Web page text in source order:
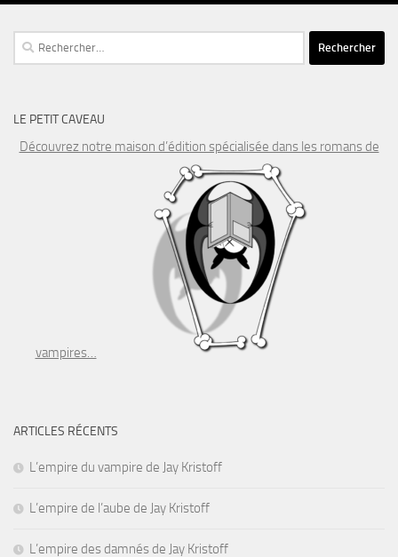
Rechercher :
LE PETIT CAVEAU
Découvrez notre maison d’édition spécialisée dans les romans de
vampires…
ARTICLES RÉCENTS
L’empire du vampire de Jay Kristoff
L’empire de l’aube de Jay Kristoff
L’empire des damnés de Jay Kristoff